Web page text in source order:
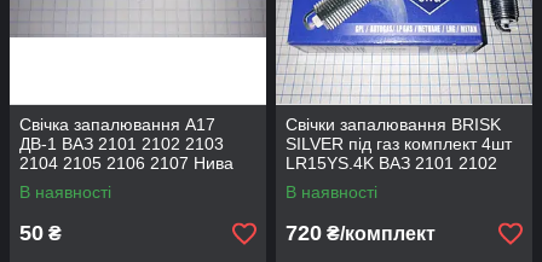
Свічка запалювання А17
ДВ-1 ВАЗ 2101 2102 2103
2104 2105 2106 2107 Нива
Тайга 2121 21213
В наявності
50 ₴
Свічки запалювання BRISK
SILVER під газ комплект 4шт
LR15YS.4K ВАЗ 2101 2102
2103 2104 2105 2106 2107
2108 2109 2121 М-412
В наявності
720 ₴/комплект